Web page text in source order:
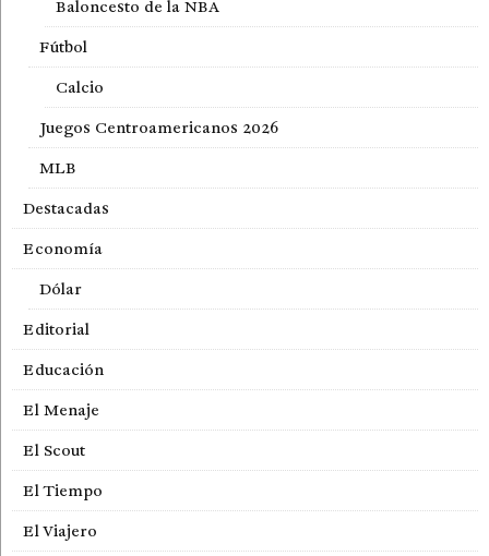
Baloncesto de la NBA
Fútbol
Calcio
Juegos Centroamericanos 2026
MLB
Destacadas
Economía
Dólar
Editorial
Educación
El Menaje
El Scout
El Tiempo
El Viajero